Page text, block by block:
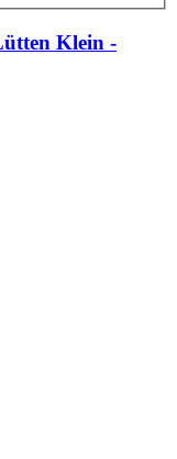
Klein -